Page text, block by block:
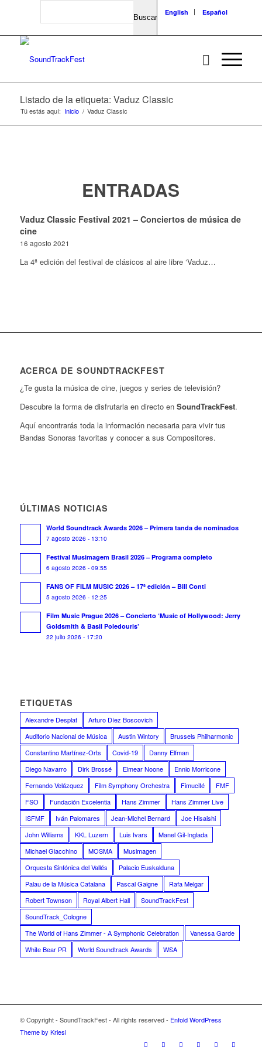
Search
English Español
Listado de la etiqueta: Vaduz Classic
Tú estás aquí: Inicio / Vaduz Classic
ENTRADAS
Vaduz Classic Festival 2021 – Conciertos de música de
cine
16 agosto 2021
La 4ª edición del festival de clásicos al aire libre ‘Vaduz…
ACERCA DE SOUNDTRACKFEST
¿Te gusta la música de cine, juegos y series de televisión?
Descubre la forma de disfrutarla en directo en SoundTrackFest.
Aquí encontrarás toda la información necesaria para vivir tus
Bandas Sonoras favoritas y conocer a sus Compositores.
ÚLTIMAS NOTICIAS
World Soundtrack Awards 2026 – Primera tanda de nominados
7 agosto 2026 - 13:10
Festival Musimagem Brasil 2026 – Programa completo
6 agosto 2026 - 09:55
FANS OF FILM MUSIC 2026 – 17ª edición – Bill Conti
5 agosto 2026 - 12:25
Film Music Prague 2026 – Concierto ‘Music of Hollywood: Jerry
Goldsmith & Basil Poledouris’
22 julio 2026 - 17:20
ETIQUETAS
Alexandre Desplat
Arturo Díez Boscovich
Auditorio Nacional de Música
Austin Wintory
Brussels Philharmonic
Constantino Martínez-Orts
Covid-19
Danny Elfman
Diego Navarro
Dirk Brossé Eimear Noone
Ennio Morricone
Fernando Velázquez
Film Symphony Orchestra Fimucité
FMF
FSO
Fundación Excelentia Hans Zimmer
Hans Zimmer Live
ISFMF
Iván Palomares Jean-Michel Bernard
Joe Hisaishi
John Williams
KKL Luzern Luis Ivars
Manel Gil-Inglada
Michael Giacchino
MOSMA
Musimagen
Orquesta Sinfónica del Vallés
Palacio Euskalduna
Palau de la Música Catalana
Pascal Gaigne
Rafa Melgar
Robert Townson
Royal Albert Hall
SoundTrackFest
SoundTrack_Cologne
The World of Hans Zimmer - A Symphonic Celebration
Vanessa Garde
White Bear PR
World Soundtrack Awards WSA
© Copyright - SoundTrackFest - All rights reserved - Enfold WordPress
Theme by Kriesi